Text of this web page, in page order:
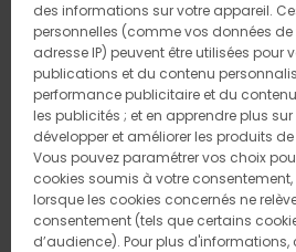
des informations sur votre appareil.
personnelles (comme vos données
adresse IP) peuvent être utilisées pour
publications et du contenu
performance publicitaire et du
les publicités ; et en apprendre plus
développer et améliorer les produits
Vous pouvez paramétrer vos choix
cookies soumis à votre
lorsque les cookies concernés ne
consentement (tels que certains
d’audience). Pour plus d'informations,